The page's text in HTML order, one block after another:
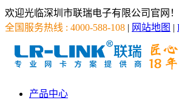
欢迎光临深圳市联瑞电子有限公司官网！
全国服务热线 : 4000-588-108 | 网站地图 |
产品中心